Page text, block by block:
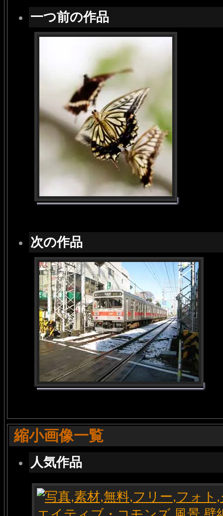
一つ前の作品
次の作品
縮小画像一覧
人気作品